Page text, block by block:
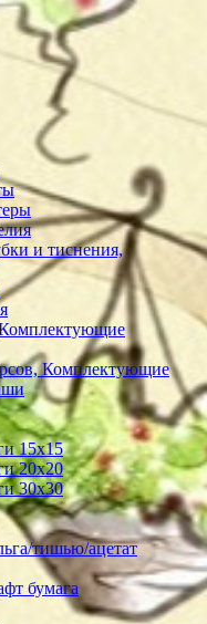
и тиснения,
Комплектующие
15х15
20х20
30х30
тишью/ацетат
бумага